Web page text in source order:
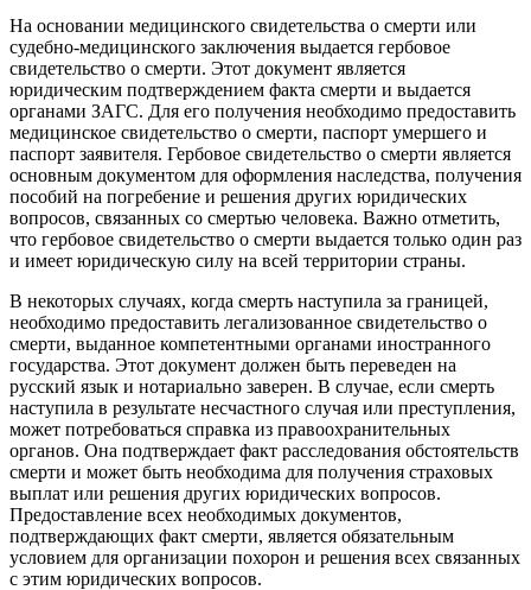
На основании медицинского свидетельства о смерти или
судебно-медицинского заключения выдается гербовое
свидетельство о смерти. Этот документ является
юридическим подтверждением факта смерти и выдается
органами ЗАГС. Для его получения необходимо предоставить
медицинское свидетельство о смерти, паспорт умершего и
паспорт заявителя. Гербовое свидетельство о смерти является
основным документом для оформления наследства, получения
пособий на погребение и решения других юридических
вопросов, связанных со смертью человека. Важно отметить,
что гербовое свидетельство о смерти выдается только один раз
и имеет юридическую силу на всей территории страны.
В некоторых случаях, когда смерть наступила за границей,
необходимо предоставить легализованное свидетельство о
смерти, выданное компетентными органами иностранного
государства. Этот документ должен быть переведен на
русский язык и нотариально заверен. В случае, если смерть
наступила в результате несчастного случая или преступления,
может потребоваться справка из правоохранительных
органов. Она подтверждает факт расследования обстоятельств
смерти и может быть необходима для получения страховых
выплат или решения других юридических вопросов.
Предоставление всех необходимых документов,
подтверждающих факт смерти, является обязательным
условием для организации похорон и решения всех связанных
с этим юридических вопросов.